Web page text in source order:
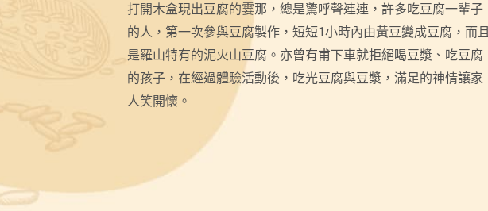
打開木盒現出豆腐的霎那，總是驚呼聲連連，許多吃豆腐一輩子
的人，第一次參與豆腐製作，短短1小時內由黃豆變成豆腐，而且
是羅山特有的泥火山豆腐。亦曾有甫下車就拒絕喝豆漿、吃豆腐
的孩子，在經過體驗活動後，吃光豆腐與豆漿，滿足的神情讓家
人笑開懷。